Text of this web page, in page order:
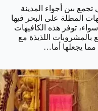
بين أجواء المدينة
المطلة على البحر فيها
توفر هذه الكافيهات
بالمشروبات اللذيذة مع
مما يجعلها أما…